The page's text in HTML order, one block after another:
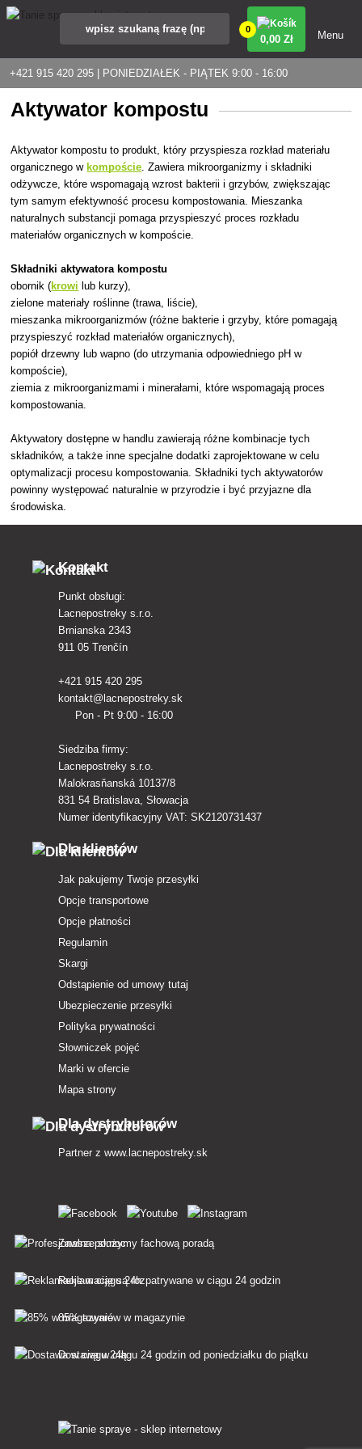
+421 915 420 295 | PONIEDZIAŁEK - PIĄTEK 9:00 - 16:00
0
0,00 Zł Menu
Aktywator kompostu
Aktywator kompostu to produkt, który przyspiesza rozkład materiału
organicznego w kompoście . Zawiera mikroorganizmy i składniki
odżywcze, które wspomagają wzrost bakterii i grzybów, zwiększając
tym samym efektywność procesu kompostowania. Mieszanka
naturalnych substancji pomaga przyspieszyć proces rozkładu
materiałów organicznych w kompoście.
Składniki aktywatora kompostu
obornik (krowi lub kurzy),
zielone materiały roślinne (trawa, liście),
mieszanka mikroorganizmów (różne bakterie i grzyby, które pomagają
przyspieszyć rozkład materiałów organicznych),
popiół drzewny lub wapno (do utrzymania odpowiedniego pH w
kompoście),
ziemia z mikroorganizmami i minerałami, które wspomagają proces
kompostowania.
Aktywatory dostępne w handlu zawierają różne kombinacje tych
składników, a także inne specjalne dodatki zaprojektowane w celu
optymalizacji procesu kompostowania. Składniki tych aktywatorów
powinny występować naturalnie w przyrodzie i być przyjazne dla
środowiska.
Kontakt
Punkt obsługi:
Lacnepostreky s.r.o.
Brnianska 2343
911 05 Trenčín
+421 915 420 295
kontakt@lacnepostreky.sk
Pon - Pt 9:00 - 16:00
Siedziba firmy:
Lacnepostreky s.r.o.
Malokrasňanská 10137/8
831 54 Bratislava, Słowacja
Numer identyfikacyjny VAT: SK2120731437
Dla klientów
Jak pakujemy Twoje przesyłki
Opcje transportowe
Opcje płatności
Regulamin
Skargi
Odstąpienie od umowy tutaj
Ubezpieczenie przesyłki
Polityka prywatności
Słowniczek pojęć
Marki w ofercie
Mapa strony
Dla dystrybutorów
Partner z www.lacnepostreky.sk
Zawsze służymy fachową poradą
Reklamacje są rozpatrywane w ciągu 24 godzin
85% towarów w magazynie
Dostawa w ciągu 24 godzin od poniedziałku do piątku